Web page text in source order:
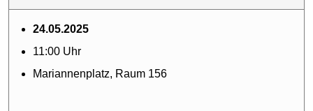
24.05.2025
11:00 Uhr
Mariannenplatz, Raum 156